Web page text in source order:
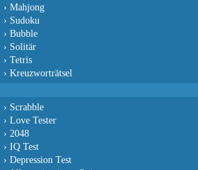
› Mahjong
› Sudoku
› Bubble
› Solitär
› Tetris
› Kreuzworträtsel
› Scrabble
› Love Tester
› 2048
› IQ Test
› Depression Test